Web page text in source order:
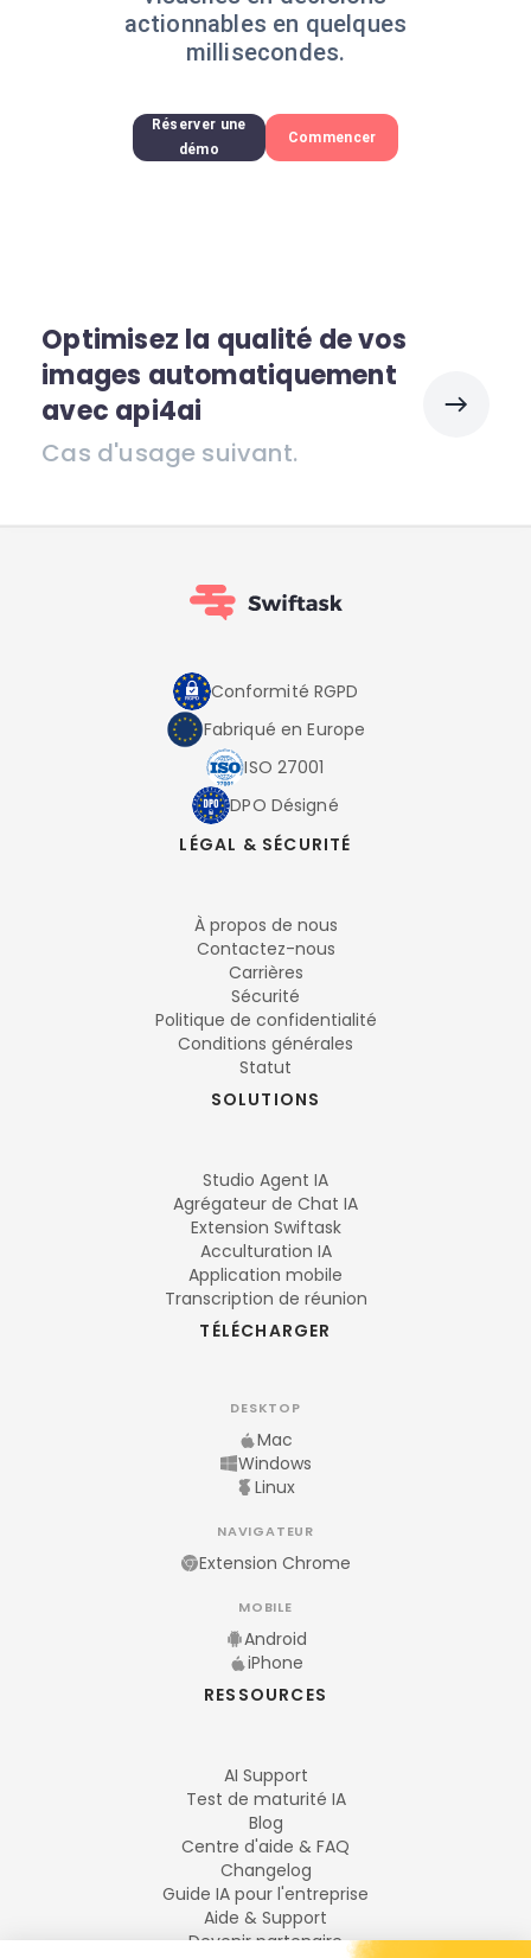
actionnables en quelques
millisecondes.
Réserver une
démo
Commencer
Optimisez la qualité de vos
images automatiquement
avec api4ai
Cas d'usage suivant.
Conformité RGPD
Fabriqué en Europe
ISO 27001
DPO Désigné
LÉGAL & SÉCURITÉ
À propos de nous
Contactez-nous
Carrières
Sécurité
Politique de confidentialité
Conditions générales
Statut
SOLUTIONS
Studio Agent IA
Agrégateur de Chat IA
Extension Swiftask
Acculturation IA
Application mobile
Transcription de réunion
TÉLÉCHARGER
DESKTOP
Mac
Windows
Linux
NAVIGATEUR
Extension Chrome
MOBILE
Android
iPhone
RESSOURCES
AI Support
Test de maturité IA
Blog
Centre d'aide & FAQ
Changelog
Guide IA pour l'entreprise
Aide & Support
Devenir partenaire